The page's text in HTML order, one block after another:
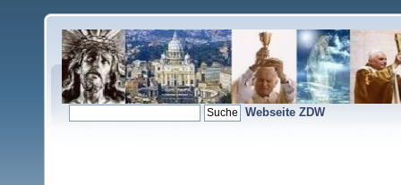
Webseite ZDW